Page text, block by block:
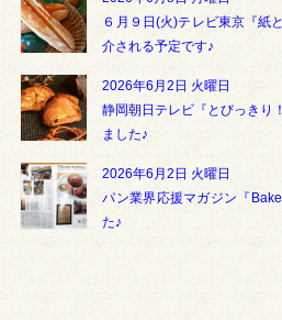
６月９日(火)テレビ東京『紙
介される予定です♪
2026年6月2日 火曜日
静岡朝日テレビ『とびっきり
ました♪
2026年6月2日 火曜日
パン業界応援マガジン『
た♪